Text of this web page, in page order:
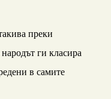
преки
ги класира
в самите